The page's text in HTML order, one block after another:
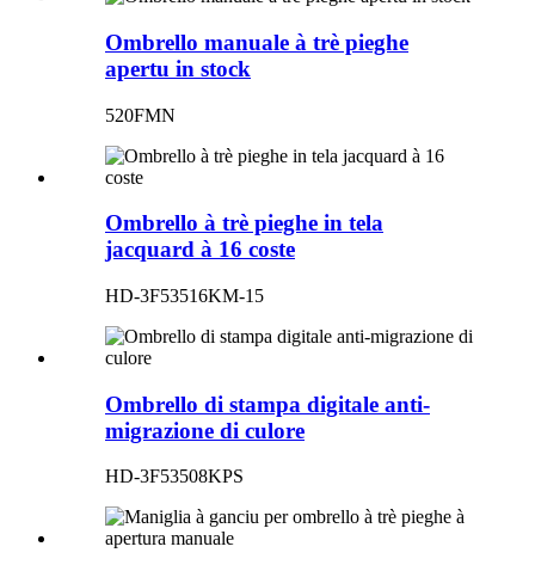
Ombrello manuale à trè pieghe
apertu in stock
520FMN
Ombrello à trè pieghe in tela
jacquard à 16 coste
HD-3F53516KM-15
Ombrello di stampa digitale anti-
migrazione di culore
HD-3F53508KPS